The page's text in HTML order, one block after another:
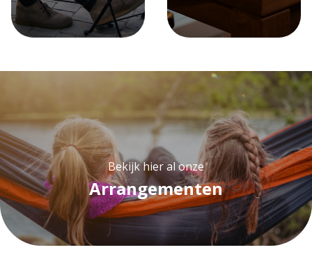
Bekijk hier al onze
Arrangementen